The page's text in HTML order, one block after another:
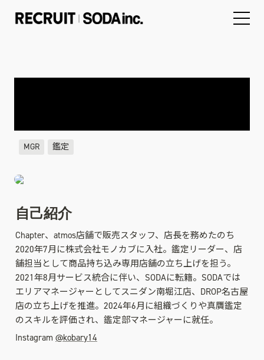
MGR 鑑定
自己紹介
Chapter、atmos店舗で販売スタッフ、店長を務めたのち
2020年7月に株式会社モノカブに入社。鑑定リーダー、店
舗担当として商品持ち込み専用店舗の立ち上げを担う。
2021年8月サービス統合に伴い、SODAに転籍。SODAでは
エリアマネージャーとしてスニダン南堀江店、DROP名古屋
店の立ち上げを推進。2024年6月に組織づくりや真贋鑑定
Instagram @kobary14